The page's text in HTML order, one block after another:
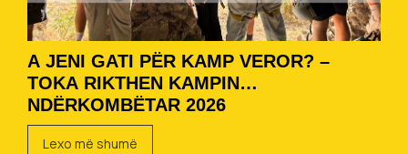
A JENI GATI PËR KAMP VEROR? –
TOKA RIKTHEN KAMPIN
NDËRKOMBËTAR 2026
Lexo më shumë